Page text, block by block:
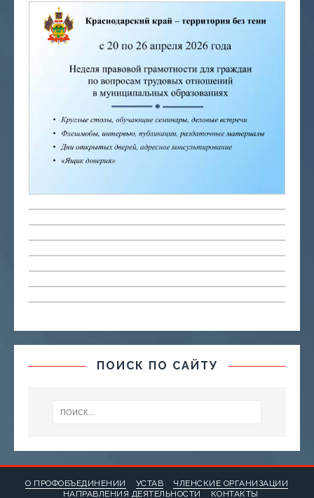
ПОИСК ПО САЙТУ
О ПРОФОБЪЕДИНЕНИИ УСТАВ
ЧЛЕНСКИЕ ОРГАНИЗАЦИИ
НАПРАВЛЕНИЯ ДЕЯТЕЛЬНОСТИ
КОНТАКТЫ